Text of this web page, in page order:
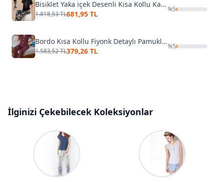
Bisiklet Yaka içek Desenli Kısa Kollu Kadın Pijama Takımı Lady 12597
1.818,53 TL681,95 TL
%5
Bordo Kısa Kollu Fiyonk Detaylı Pamuklu Pijama Takımı Bella Notte 7349
1.583,52 TL379,26 TL
%5
İlginizi Çekebilecek Koleksiyonlar